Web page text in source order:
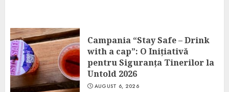
Campania “Stay Safe – Drink
with a cap”: O Inițiativă
pentru Siguranța Tinerilor la
Untold 2026
AUGUST 6, 2026